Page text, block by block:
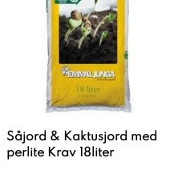
Såjord & Kaktusjord med
perlite Krav 18liter